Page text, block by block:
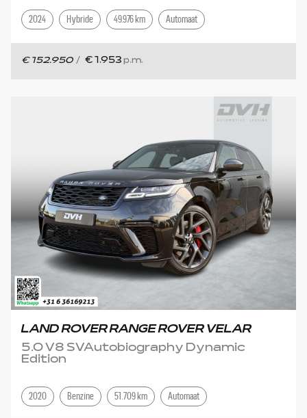
2024 Hybride 49.976 km Automaat
€ 152.950 / € 1.953 p.m.
LAND ROVER RANGE ROVER VELAR
5.0 V8 SVAutobiography Dynamic
Edition
2020 Benzine 51.709 km Automaat